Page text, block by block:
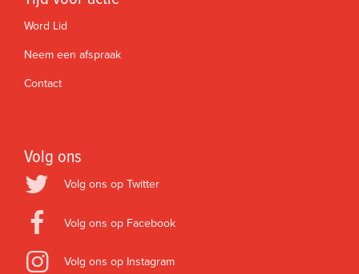
Word Lid
Neem een afspraak
Contact
Volg ons
Volg ons op Twitter
Volg ons op Facebook
Volg ons op Instagram